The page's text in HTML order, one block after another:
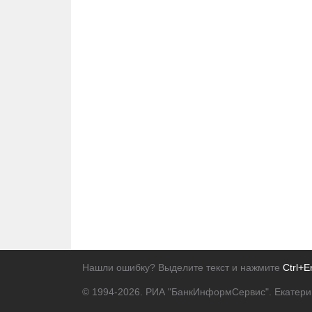
Нашли ошибку? Выделите текст и нажмите
© 1994-2026. РИА "БанкИнформСервис".